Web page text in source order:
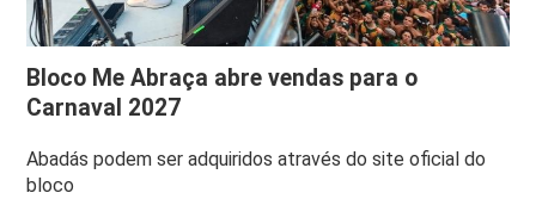
Bloco Me Abraça abre vendas para o
Carnaval 2027
Abadás podem ser adquiridos através do site oficial do
bloco